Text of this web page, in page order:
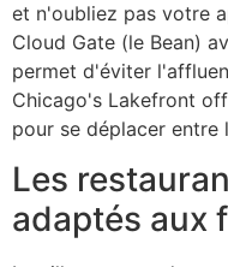
et n'oubliez pas votre
Cloud Gate (le Bean)
permet d'éviter
Chicago's Lakefront
pour se déplacer
Les
adaptés aux